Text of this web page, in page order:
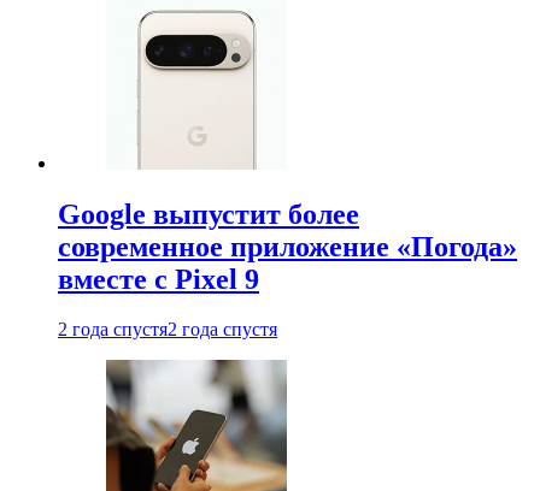
Google выпустит более
современное приложение «Погода»
вместе с Pixel 9
2 года спустя2 года спустя